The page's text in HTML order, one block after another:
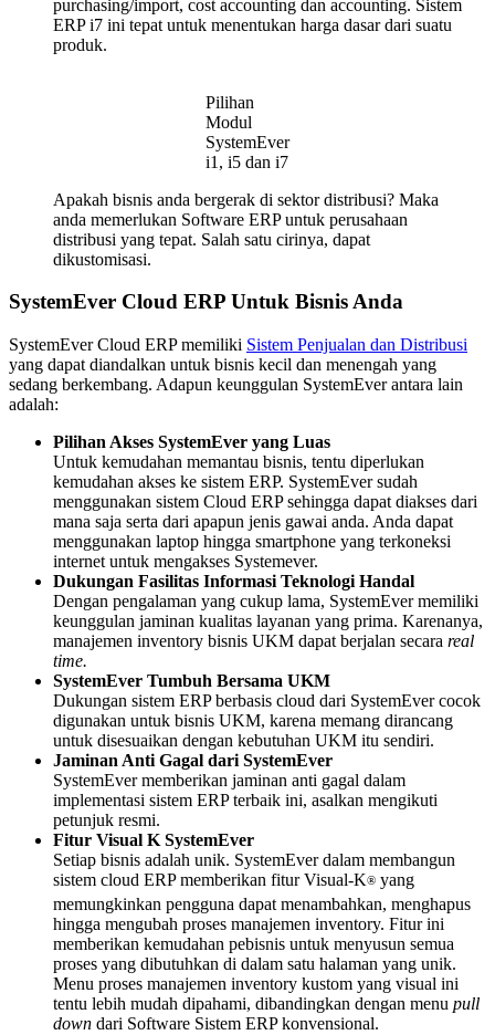
purchasing/import, cost accounting dan accounting. Sistem
ERP i7 ini tepat untuk menentukan harga dasar dari suatu
produk.
Pilihan
Modul
SystemEver
i1, i5 dan i7
Apakah bisnis anda bergerak di sektor distribusi? Maka
anda memerlukan Software ERP untuk perusahaan
distribusi yang tepat. Salah satu cirinya, dapat
dikustomisasi.
SystemEver Cloud ERP Untuk Bisnis Anda
SystemEver Cloud ERP memiliki Sistem Penjualan dan Distribusi
yang dapat diandalkan untuk bisnis kecil dan menengah yang
sedang berkembang. Adapun keunggulan SystemEver antara lain
adalah:
Pilihan Akses SystemEver yang Luas
Untuk kemudahan memantau bisnis, tentu diperlukan
kemudahan akses ke sistem ERP. SystemEver sudah
menggunakan sistem Cloud ERP sehingga dapat diakses dari
mana saja serta dari apapun jenis gawai anda. Anda dapat
menggunakan laptop hingga smartphone yang terkoneksi
internet untuk mengakses Systemever.
Dukungan Fasilitas Informasi Teknologi Handal
Dengan pengalaman yang cukup lama, SystemEver memiliki
keunggulan jaminan kualitas layanan yang prima. Karenanya,
manajemen inventory bisnis UKM dapat berjalan secara real
time.
SystemEver Tumbuh Bersama UKM
Dukungan sistem ERP berbasis cloud dari SystemEver cocok
digunakan untuk bisnis UKM, karena memang dirancang
untuk disesuaikan dengan kebutuhan UKM itu sendiri.
Jaminan Anti Gagal dari SystemEver
SystemEver memberikan jaminan anti gagal dalam
implementasi sistem ERP terbaik ini, asalkan mengikuti
petunjuk resmi.
Fitur Visual K SystemEver
Setiap bisnis adalah unik. SystemEver dalam membangun
sistem cloud ERP memberikan fitur Visual-K® yang
memungkinkan pengguna dapat menambahkan, menghapus
hingga mengubah proses manajemen inventory. Fitur ini
memberikan kemudahan pebisnis untuk menyusun semua
proses yang dibutuhkan di dalam satu halaman yang unik.
Menu proses manajemen inventory kustom yang visual ini
tentu lebih mudah dipahami, dibandingkan dengan menu pull
down dari Software Sistem ERP konvensional.